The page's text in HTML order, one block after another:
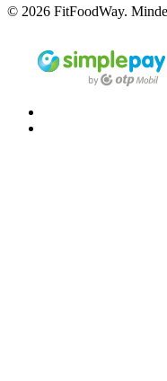
© 2026 FitFoodWay.